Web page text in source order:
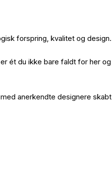
forspring, kvalitet og design.
ét du ikke bare faldt for her og
anerkendte designere skabt